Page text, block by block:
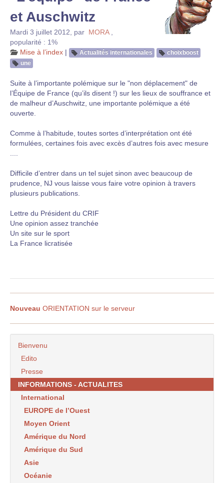
et Auschwitz
Mardi 3 juillet 2012 par MORA
popularité : 1%
Mise à l’index | Actualités internationales
choixboost
une
Suite à l’importante polémique sur le "non déplacement" de
l’Équipe de France (qu’ils disent !) sur les lieux de souffrance et
de malheur d’Auschwitz, une importante polémique a été
ouverte.
Comme à l’habitude, toutes sortes d’interprétation ont été
formulées, certaines fois avec excès d’autres fois avec mesure
Difficile d’entrer dans un tel sujet sinon avec beaucoup de
prudence, NJ vous laisse vous faire votre opinion à travers
plusieurs publications.
Lettre du Président du CRIF
Une opinion assez tranchée
Un site sur le sport
La France licratisée
Nouveau ORIENTATION sur le serveur
Bienvenu
Edito
Presse
INFORMATIONS - ACTUALITES
International
EUROPE de l’Ouest
Moyen Orient
Amérique du Nord
Amérique du Sud
Asie
Océanie